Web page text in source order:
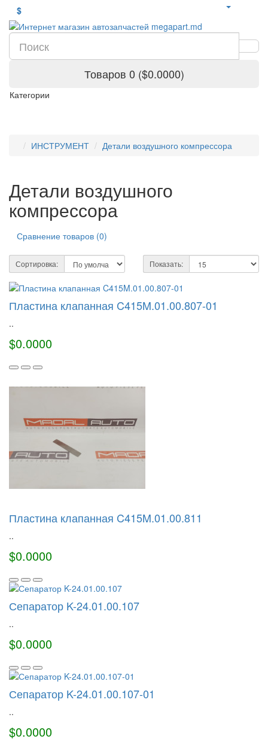
$
Товаров 0 ($0.0000)
Категории
ИНСТРУМЕНТ Детали воздушного компрессора
Детали воздушного
компрессора
Сравнение товаров (0)
Сортировка: Показать:
Пластина клапанная C415M.01.00.807-01
..
$0.0000
Пластина клапанная C415M.01.00.811
..
$0.0000
Сепаратор K-24.01.00.107
..
$0.0000
Сепаратор K-24.01.00.107-01
..
$0.0000